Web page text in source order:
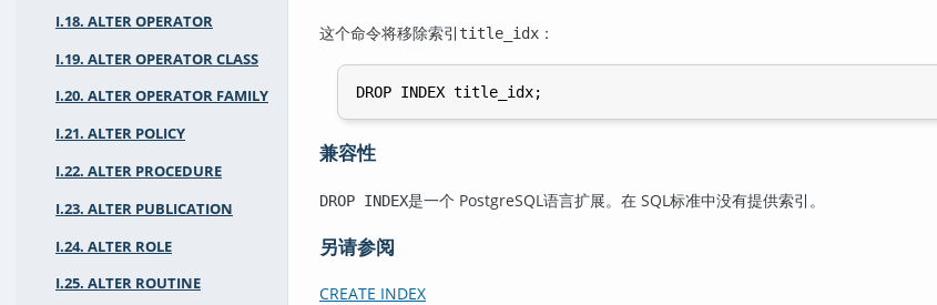
I.18. ALTER OPERATOR
I.19. ALTER OPERATOR CLASS
I.20. ALTER OPERATOR FAMILY
I.21. ALTER POLICY
I.22. ALTER PROCEDURE
I.23. ALTER PUBLICATION
I.24. ALTER ROLE
I.25. ALTER ROUTINE
这个命令将移除索引 title_idx ：
兼容性
DROP INDEX是一个 PostgreSQL语言扩展。在 SQL标准中没有提供索引。
另请参阅
CREATE INDEX